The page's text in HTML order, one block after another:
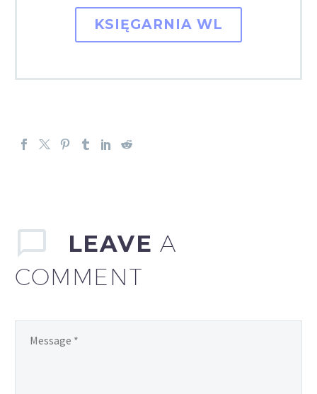
KSIĘGARNIA WL
LEAVE A
COMMENT